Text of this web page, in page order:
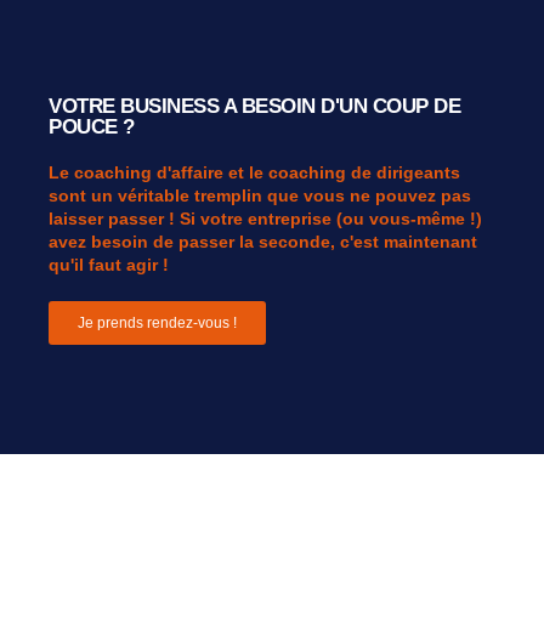
VOTRE BUSINESS A BESOIN D'UN COUP DE
POUCE ?
Le coaching d'affaire et le coaching de dirigeants
sont un véritable tremplin que vous ne pouvez pas
laisser passer ! Si votre entreprise (ou vous-même !)
avez besoin de passer la seconde, c'est maintenant
qu'il faut agir !
Je prends rendez-vous !